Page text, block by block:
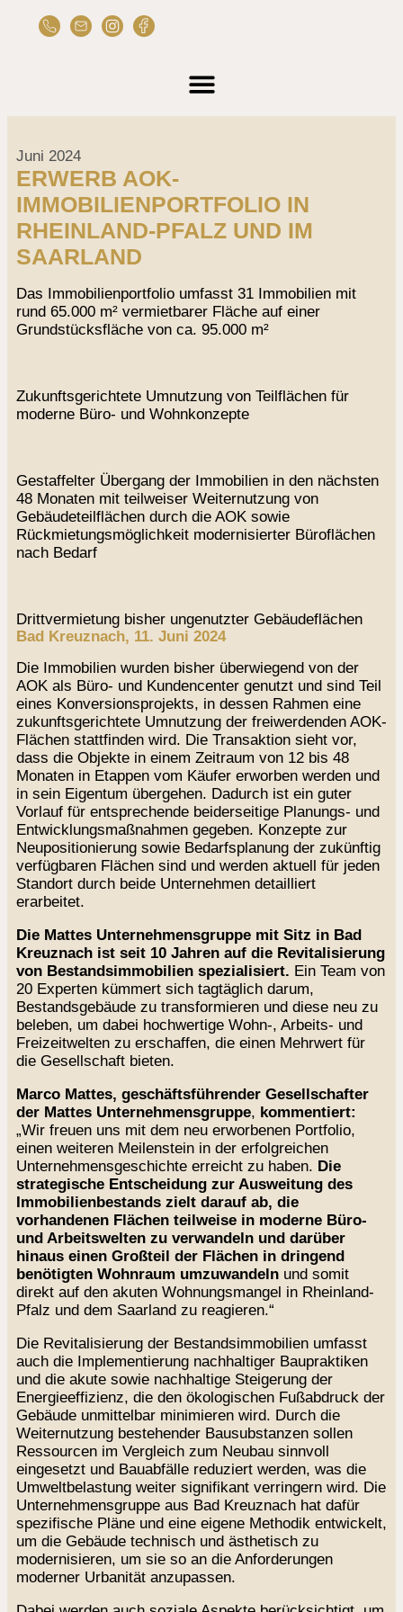
Juni 2024
ERWERB AOK-
IMMOBILIENPORTFOLIO IN
RHEINLAND-PFALZ UND IM
SAARLAND
Das Immobilienportfolio umfasst 31 Immobilien mit
rund 65.000 m² vermietbarer Fläche auf einer
Grundstücksfläche von ca. 95.000 m²
Zukunftsgerichtete Umnutzung von Teilflächen für
moderne Büro- und Wohnkonzepte
Gestaffelter Übergang der Immobilien in den nächsten
48 Monaten mit teilweiser Weiternutzung von
Gebäudeteilflächen durch die AOK sowie
Rückmietungsmöglichkeit modernisierter Büroflächen
nach Bedarf
Drittvermietung bisher ungenutzter Gebäudeflächen
Bad Kreuznach, 11. Juni 2024
Die Immobilien wurden bisher überwiegend von der
AOK als Büro- und Kundencenter genutzt und sind Teil
eines Konversionsprojekts, in dessen Rahmen eine
zukunftsgerichtete Umnutzung der freiwerdenden AOK-
Flächen stattfinden wird. Die Transaktion sieht vor,
dass die Objekte in einem Zeitraum von 12 bis 48
Monaten in Etappen vom Käufer erworben werden und
in sein Eigentum übergehen. Dadurch ist ein guter
Vorlauf für entsprechende beiderseitige Planungs- und
Entwicklungsmaßnahmen gegeben. Konzepte zur
Neupositionierung sowie Bedarfsplanung der zukünftig
verfügbaren Flächen sind und werden aktuell für jeden
Standort durch beide Unternehmen detailliert
erarbeitet.
Die Mattes Unternehmensgruppe mit Sitz in Bad
Kreuznach ist seit 10 Jahren auf die Revitalisierung
von Bestandsimmobilien spezialisiert. Ein Team von
20 Experten kümmert sich tagtäglich darum,
Bestandsgebäude zu transformieren und diese neu zu
beleben, um dabei hochwertige Wohn-, Arbeits- und
Freizeitwelten zu erschaffen, die einen Mehrwert für
die Gesellschaft bieten.
Marco Mattes, geschäftsführender Gesellschafter
der Mattes Unternehmensgruppe, kommentiert:
„Wir freuen uns mit dem neu erworbenen Portfolio,
einen weiteren Meilenstein in der erfolgreichen
Unternehmensgeschichte erreicht zu haben. Die
strategische Entscheidung zur Ausweitung des
Immobilienbestands zielt darauf ab, die
vorhandenen Flächen teilweise in moderne Büro-
und Arbeitswelten zu verwandeln und darüber
hinaus einen Großteil der Flächen in dringend
benötigten Wohnraum umzuwandeln und somit
direkt auf den akuten Wohnungsmangel in Rheinland-
Pfalz und dem Saarland zu reagieren.“
Die Revitalisierung der Bestandsimmobilien umfasst
auch die Implementierung nachhaltiger Baupraktiken
und die akute sowie nachhaltige Steigerung der
Energieeffizienz, die den ökologischen Fußabdruck der
Gebäude unmittelbar minimieren wird. Durch die
Weiternutzung bestehender Bausubstanzen sollen
Ressourcen im Vergleich zum Neubau sinnvoll
eingesetzt und Bauabfälle reduziert werden, was die
Umweltbelastung weiter signifikant verringern wird. Die
Unternehmensgruppe aus Bad Kreuznach hat dafür
spezifische Pläne und eine eigene Methodik entwickelt,
um die Gebäude technisch und ästhetisch zu
modernisieren, um sie so an die Anforderungen
moderner Urbanität anzupassen.